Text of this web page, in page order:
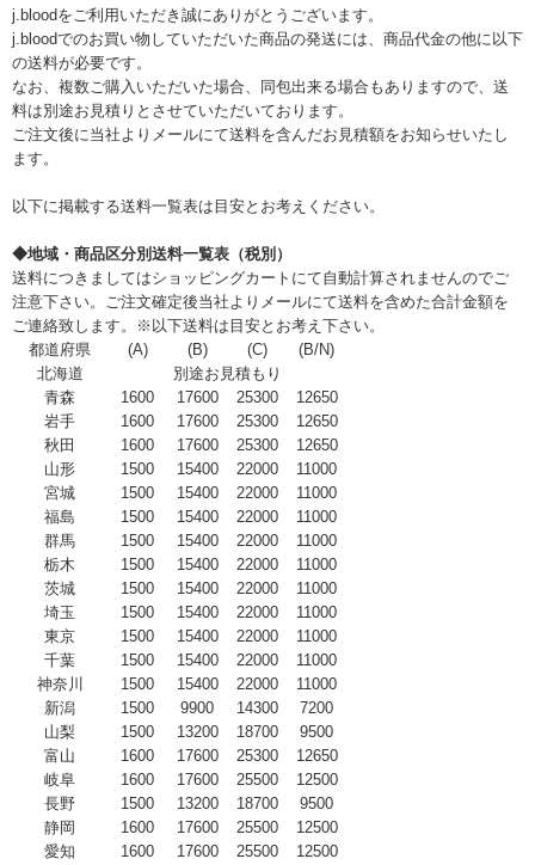
j.bloodをご利用いただき誠にありがとうございます。
j.bloodでのお買い物していただいた商品の発送には、商品代金の他に以下
の送料が必要です。
なお、複数ご購入いただいた場合、同包出来る場合もありますので、送
料は別途お見積りとさせていただいております。
ご注文後に当社よりメールにて送料を含んだお見積額をお知らせいたし
ます。
以下に掲載する送料一覧表は目安とお考えください。
◆地域・商品区分別送料一覧表（税別）
送料につきましてはショッピングカートにて自動計算されませんのでご
注意下さい。ご注文確定後当社よりメールにて送料を含めた合計金額を
ご連絡致します。※以下送料は目安とお考え下さい。
都道府県
(A) (B) (C)
(B/N)
北海道
別途お見積もり
青森
1600 17600 25300
12650
岩手
1600 17600 25300
12650
秋田
1600 17600 25300
12650
山形
1500 15400 22000
11000
宮城
1500 15400 22000
11000
福島
1500 15400 22000
11000
群馬
1500 15400 22000
11000
栃木
1500 15400 22000
11000
茨城
1500 15400 22000
11000
埼玉
1500 15400 22000
11000
東京
1500 15400 22000
11000
千葉
1500 15400 22000
11000
神奈川
1500 15400 22000
11000
新潟
1500 9900 14300
7200
山梨
1500 13200 18700
9500
富山
1600 17600 25300
12650
岐阜
1600 17600 25500
12500
長野
1500 13200 18700
9500
静岡
1600 17600 25500
12500
愛知
1600 17600 25500
12500